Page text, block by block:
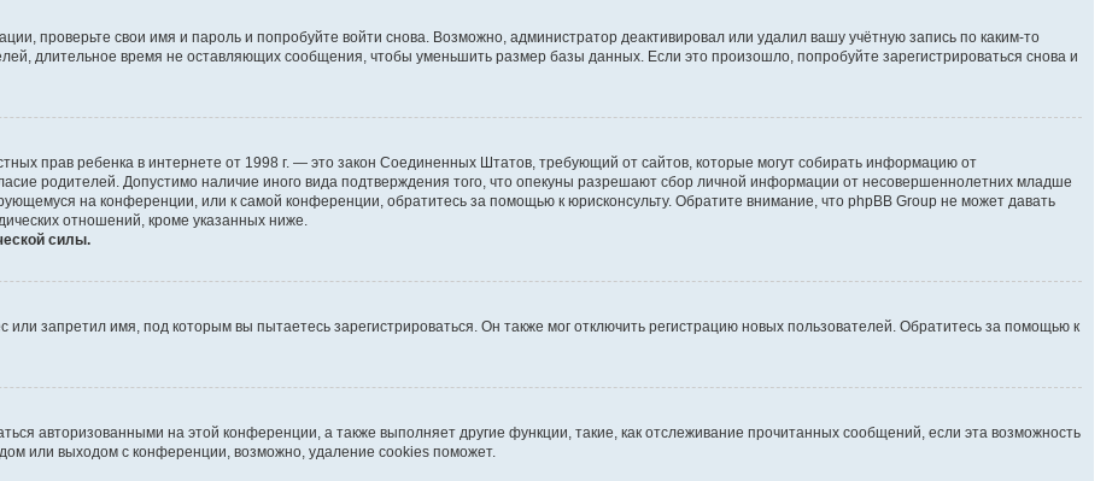
проверьте свои имя и пароль и попробуйте войти снова. Возможно, администратор деактивировал или удалил вашу учётную запись по каким-то
длительное время не оставляющих сообщения, чтобы уменьшить размер базы данных. Если это произошло, попробуйте зарегистрироваться снова и
прав ребенка в интернете от 1998 г. — это закон Соединенных Штатов, требующий от сайтов, которые могут собирать информацию от
родителей. Допустимо наличие иного вида подтверждения того, что опекуны разрешают сбор личной информации от несовершеннолетних младше
на конференции, или к самой конференции, обратитесь за помощью к юрисконсульту. Обратите внимание, что phpBB Group не может давать
отношений, кроме указанных ниже.
силы.
запретил имя, под которым вы пытаетесь зарегистрироваться. Он также мог отключить регистрацию новых пользователей. Обратитесь за помощью к
авторизованными на этой конференции, а также выполняет другие функции, такие, как отслеживание прочитанных сообщений, если эта возможность
или выходом с конференции, возможно, удаление cookies поможет.